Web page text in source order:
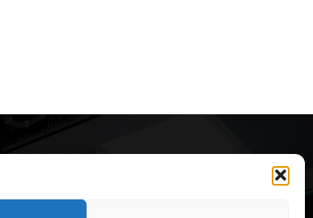
Cele mai impresionante cabane